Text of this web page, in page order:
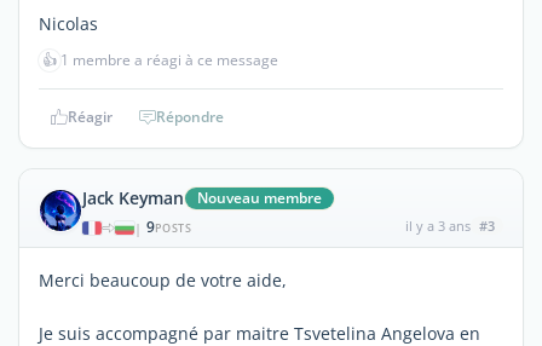
Nicolas
👍 1 membre a réagi à ce message
Réagir Répondre
Jack Keyman Nouveau membre
| 9POSTS il y a 3 ans #3
Merci beaucoup de votre aide,
Je suis accompagné par maitre Tsvetelina Angelova en